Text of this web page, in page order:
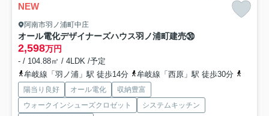
NEW
阿南市羽ノ浦町中庄
オール電化デザイナーズハウス羽ノ浦町建売㉚
2,598万円
- / 104.88㎡ / 4LDK /予定
牟岐線「羽ノ浦」駅 徒歩14分
牟岐線「西原」駅 徒歩30分
陽当り良好 オール電化
収納豊富
ウォークインシューズクロゼット
システムキッチン